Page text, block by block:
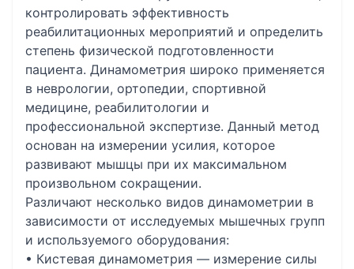
контролировать эффективность
реабилитационных мероприятий и определить
степень физической подготовленности
пациента. Динамометрия широко применяется
в неврологии, ортопедии, спортивной
медицине, реабилитологии и
профессиональной экспертизе. Данный метод
основан на измерении усилия, которое
развивают мышцы при их максимальном
произвольном сокращении.
Различают несколько видов динамометрии в
зависимости от исследуемых мышечных групп
и используемого оборудования:
• Кистевая динамометрия — измерение силы